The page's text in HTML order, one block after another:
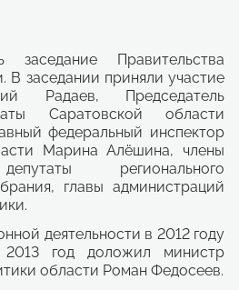
заседание Правительства
В заседании приняли участие
Радаев, Председатель
Саратовской области
федеральный инспектор
Марина Алёшина, члены
регионального
главы администраций
деятельности в 2012 году
2013 год доложил министр
области Роман Федосеев.